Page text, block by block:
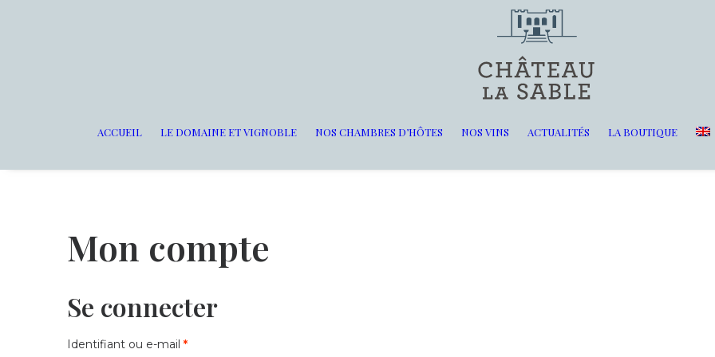
ACCUEIL LE DOMAINE ET VIGNOBLE NOS CHAMBRES D’HÔTES NOS VINS ACTUALITÉS LA BOUTIQUE
Mon compte
Se connecter
Identifiant ou e-mail *Obligatoire